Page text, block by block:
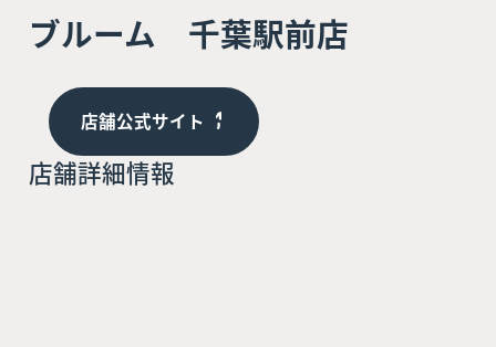
ブルーム 千葉駅前店
店舗公式サイト
店舗詳細情報